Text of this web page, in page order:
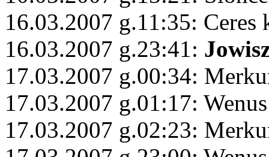
16.03.2007 g.11:35: Ceres
16.03.2007 g.23:41:
17.03.2007 g.00:34:
17.03.2007 g.01:17:
17.03.2007 g.02:23: